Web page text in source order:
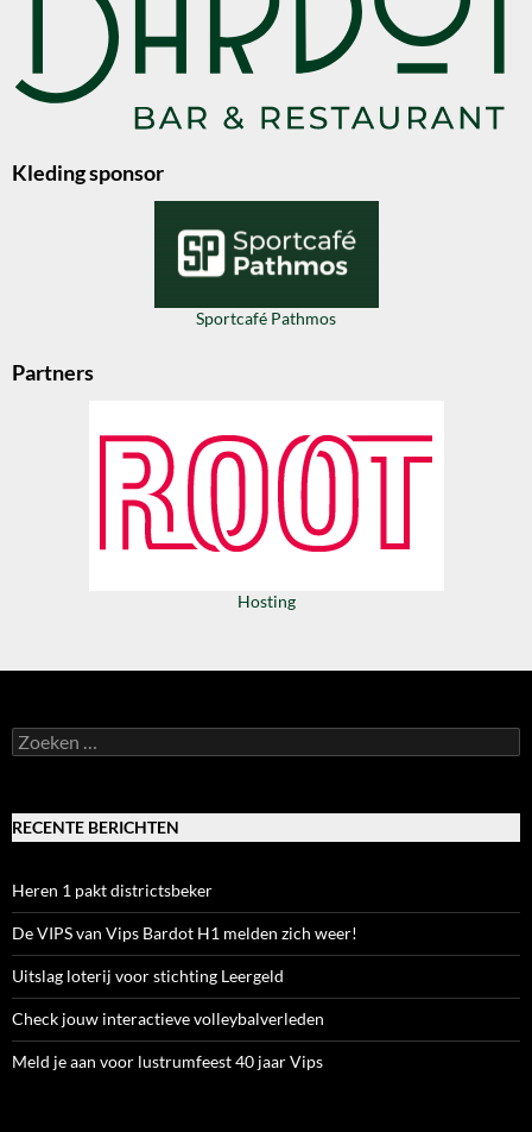
Kleding sponsor
Sportcafé Pathmos
Partners
Hosting
Zoeken
naar:
RECENTE BERICHTEN
Heren 1 pakt districtsbeker
De VIPS van Vips Bardot H1 melden zich weer!
Uitslag loterij voor stichting Leergeld
Check jouw interactieve volleybalverleden
Meld je aan voor lustrumfeest 40 jaar Vips